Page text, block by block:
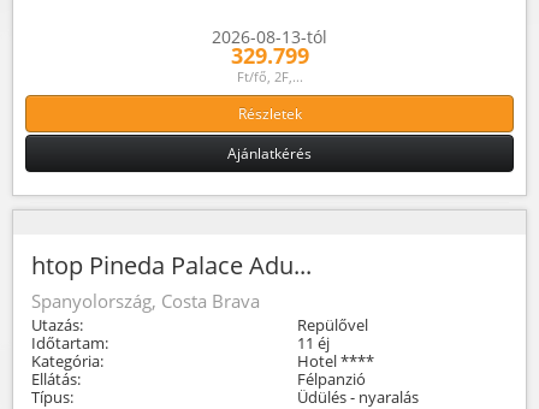
2026-08-13-tól
329.799
Ft/fő, 2F,...
Részletek
Ajánlatkérés
htop Pineda Palace Adu...
Spanyolország, Costa Brava
Utazás:
Repülővel
Időtartam:
11 éj
Kategória:
Hotel ****
Ellátás:
Félpanzió
Típus:
Üdülés - nyaralás